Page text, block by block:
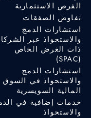
الفرص الاستثمارية
تفاوض الصفقات
استشارات الدمج
والاستحواذ عبر
ذات الغرض الخاص
(SPAC)
استشارات الدمج
والاستحواذ في السوق
المالية السويسرية
خدمات إضافية في
والاستحواذ